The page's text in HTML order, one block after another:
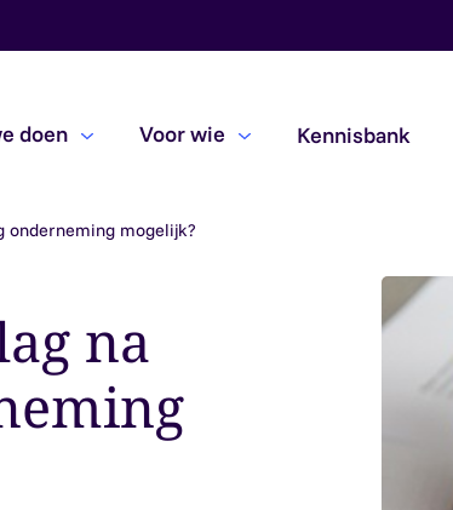
doen
Beoordelingsopdrachten
Subsidiecontroles
Voor wie Kennisbank
onderneming mogelijk?
na